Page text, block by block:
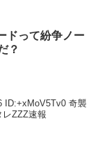
ドって紛争ノー
？
ID:+xMoV5Tv0 奇襲
レZZZ速報